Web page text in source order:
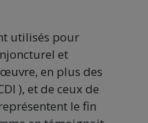
utilisés pour
et
en plus des
), et de ceux de
le fin